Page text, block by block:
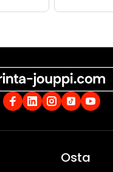
Osta